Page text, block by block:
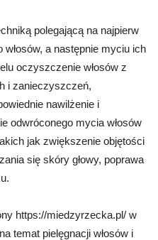
polegającą na najpierw
a następnie myciu ich
oczyszczenie włosów z
i zanieczyszczeń,
nawilżenie i
odwróconego mycia włosów
jak zwiększenie objętości
się skóry głowy, poprawa
https://miedzyrzecka.pl/ w
temat pielęgnacji włosów i